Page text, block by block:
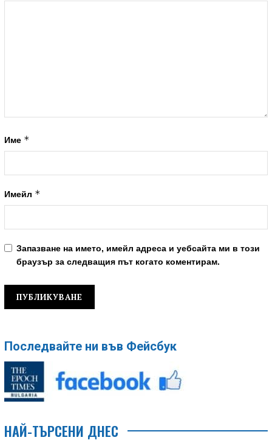
Име *
Имейл *
Запазване на името, имейл адреса и уебсайта ми в този
браузър за следващия път когато коментирам.
Последвайте ни във Фейсбук
НАЙ-ТЪРСЕНИ ДНЕС